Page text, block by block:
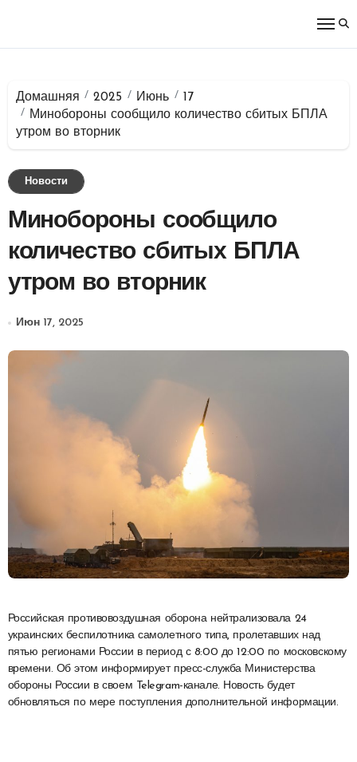
Домашняя 2025 Июнь
17
Минобороны сообщило количество сбитых БПЛА
утром во вторник
Новости
Минобороны сообщило
количество сбитых БПЛА
утром во вторник
Июн 17, 2025
Российская противовоздушная оборона нейтрализовала 24
украинских беспилотника самолетного типа, пролетавших над
пятью регионами России в период с 8:00 до 12:00 по московскому
времени. Об этом информирует пресс-служба Министерства
обороны России в своем Telegram-канале. Новость будет
обновляться по мере поступления дополнительной информации.